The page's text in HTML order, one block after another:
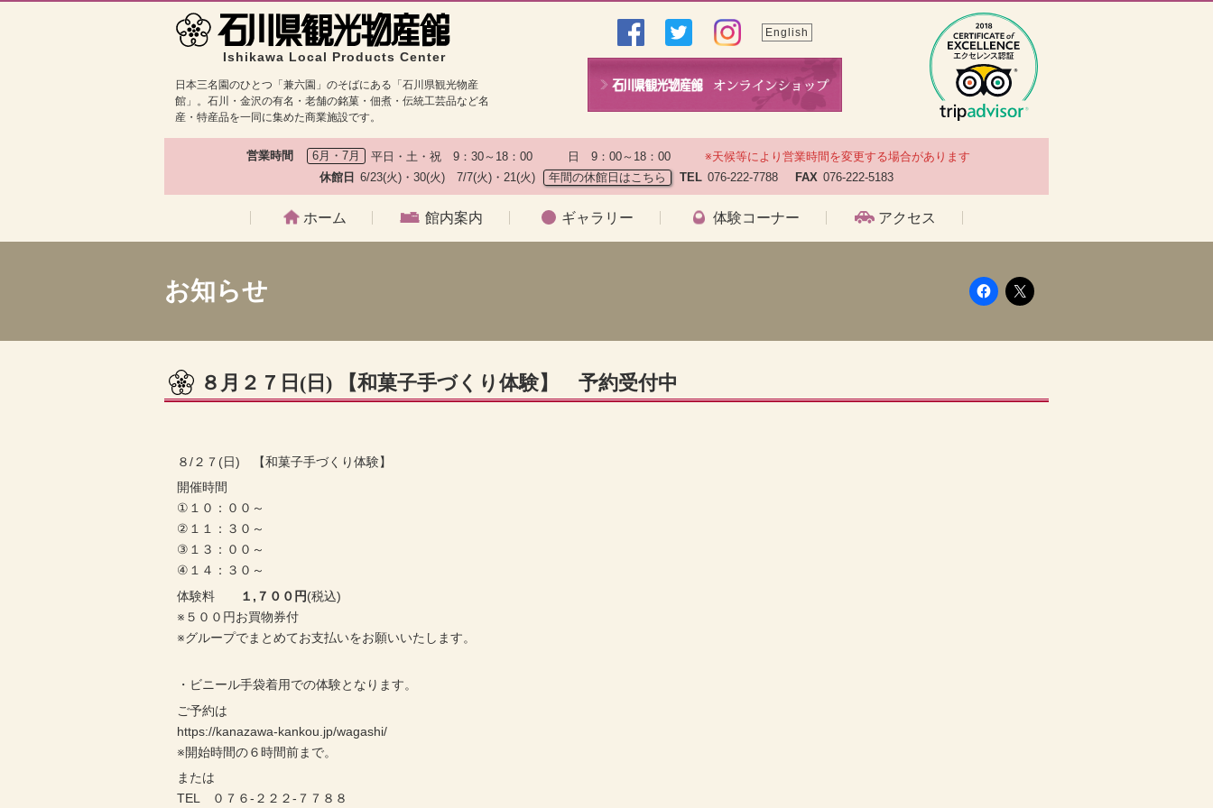
Ishikawa Local Products Center
日本三名園のひとつ「兼六園」のそばにある「石川県観光物産
館」。石川・金沢の有名・老舗の銘菓・佃煮・伝統工芸品など名
産・特産品を一同に集めた商業施設です。
English
営業時間 6月・7月 平日・土・祝　9：30～18：00　　　日　9：00～18：00
※天候等により営業時間を変更する場合があります
休館日 6/23(火)・30(火)　7/7(火)・21(火) 年間の休館日はこちら TEL 076-222-7788 FAX 076-222-5183
ホーム 館内案内 ギャラリー 体験コーナー アクセス
お知らせ
８月２７日(日) 【和菓子手づくり体験】 予約受付中
８/２７(日) 【和菓子手づくり体験】
開催時間
①１０：００～
②１１：３０～
③１３：００～
④１４：３０～
体験料
１,７００円(税込)
※５００円お買物券付
※グループでまとめてお支払いをお願いいたします。
・ビニール手袋着用での体験となります。
ご予約は
https://kanazawa-kankou.jp/wagashi/
※開始時間の６時間前まで。
または
TEL ０７６-２２２-７７８８